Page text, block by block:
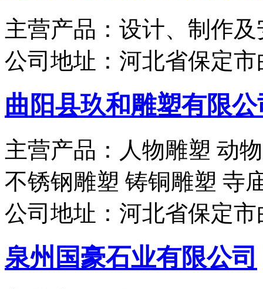
主营产品： 设计、制作及
公司地址： 河北省保定
曲阳县玖和雕塑有限公
主营产品： 人物雕塑 动
不锈钢雕塑 铸铜雕塑 寺
公司地址： 河北省保定
泉州国豪石业有限公司